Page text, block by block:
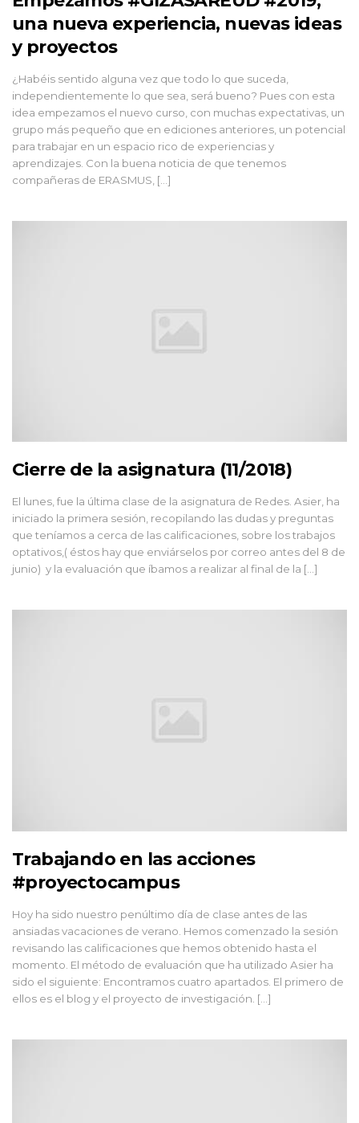
una nueva experiencia, nuevas ideas
y proyectos
¿Habéis sentido alguna vez que todo lo que suceda,
independientemente lo que sea, será bueno? Pues con esta
idea empezamos el nuevo curso, con muchas expectativas, un
grupo más pequeño que en ediciones anteriores, un potencial
para trabajar en un espacio rico de experiencias y
aprendizajes. Con la buena noticia de que tenemos
compañeras de ERASMUS, […]
Cierre de la asignatura (11/2018)
El lunes, fue la última clase de la asignatura de Redes. Asier, ha
iniciado la primera sesión, recopilando las dudas y preguntas
que teníamos a cerca de las calificaciones, sobre los trabajos
optativos,( éstos hay que enviárselos por correo antes del 8 de
junio) y la evaluación que íbamos a realizar al final de la […]
Trabajando en las acciones
#proyectocampus
Hoy ha sido nuestro penúltimo día de clase antes de las
ansiadas vacaciones de verano. Hemos comenzado la sesión
revisando las calificaciones que hemos obtenido hasta el
momento. El método de evaluación que ha utilizado Asier ha
sido el siguiente: Encontramos cuatro apartados. El primero de
ellos es el blog y el proyecto de investigación. […]